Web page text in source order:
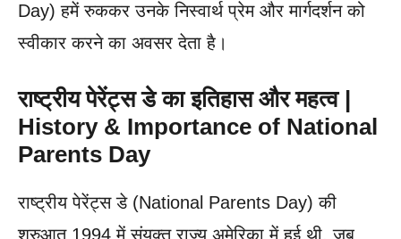
Day) हमें रुककर उनके निस्वार्थ प्रेम और मार्गदर्शन को
स्वीकार करने का अवसर देता है।
राष्ट्रीय पेरेंट्स डे का इतिहास और महत्व |
History & Importance of National
Parents Day
राष्ट्रीय पेरेंट्स डे (National Parents Day) की
शुरुआत 1994 में संयुक्त राज्य अमेरिका में हुई थी, जब